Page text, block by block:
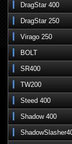
DragStar 400
DragStar 250
Virago 250
BOLT
SR400
TW200
Steed 400
Shadow 400